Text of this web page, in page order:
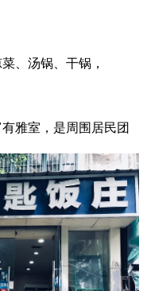
、汤锅、干锅，
雅室，是周围居民团